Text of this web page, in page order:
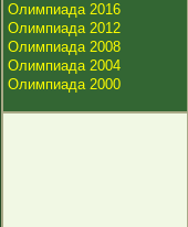
Олимпиада 2016
Олимпиада 2012
Олимпиада 2008
Олимпиада 2004
Олимпиада 2000